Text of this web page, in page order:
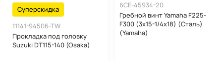
Суперскидка
11141-94506-TW
Прокладка под головку
Suzuki DT115-140 (Osaka)
6CE-45934-20
Гребной винт Yamaha F225-
F300 (3x15-1/4x18) (Сталь)
(Yamaha)